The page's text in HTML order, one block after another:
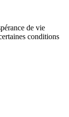
de vie
conditions